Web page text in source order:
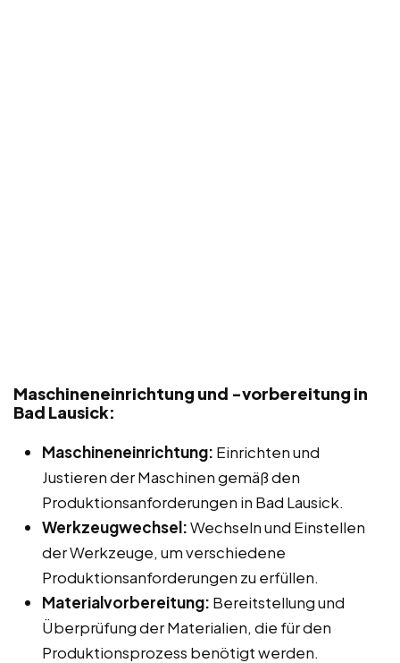
Maschineneinrichtung und -vorbereitung in
Bad Lausick:
Maschineneinrichtung: Einrichten und
Justieren der Maschinen gemäß den
Produktionsanforderungen in Bad Lausick.
Werkzeugwechsel:Wechseln und Einstellen
der Werkzeuge, um verschiedene
Produktionsanforderungen zu erfüllen.
Materialvorbereitung: Bereitstellung und
Überprüfung der Materialien, die für den
Produktionsprozess benötigt werden.